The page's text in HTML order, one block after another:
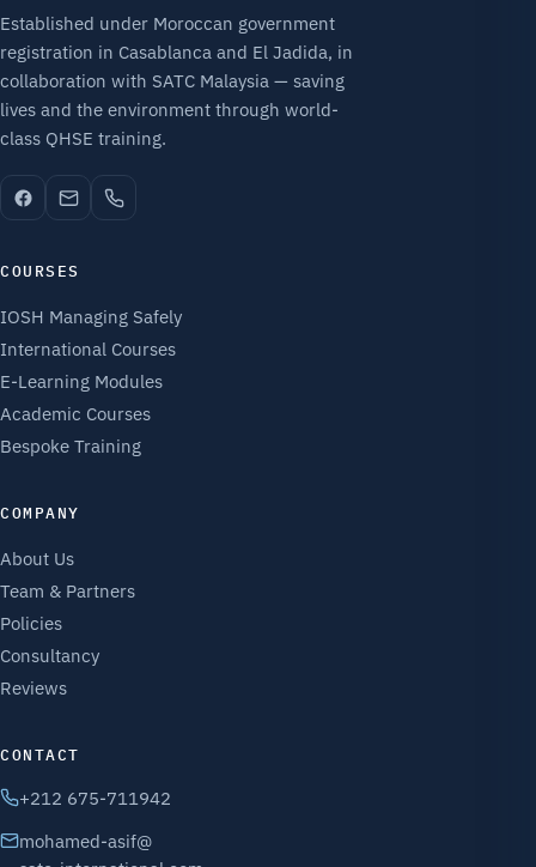
Established under Moroccan government
registration in Casablanca and El Jadida, in
collaboration with SATC Malaysia — saving
lives and the environment through world-
class QHSE training.
COURSES
IOSH Managing Safely
International Courses
E-Learning Modules
Academic Courses
Bespoke Training
COMPANY
About Us
Team & Partners
Policies
Consultancy
Reviews
CONTACT
+212 675-711942
mohamed-asif@